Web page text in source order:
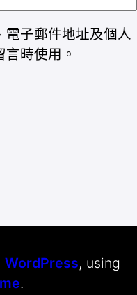
電子郵件地址及個人
時使用。
WordPress, using
.